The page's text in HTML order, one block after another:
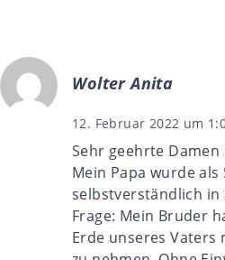
Wolter Anita
12. Februar 2022 um
Sehr geehrte
Mein Papa wurde als
selbstverständlich in
Frage: Mein Bruder
Erde unseres Vaters